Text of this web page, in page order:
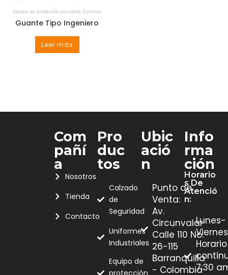
Equipo de protección personal, Guantes
Guante Tipo Ingeniero
Leer más
Com
Pañí
A
Nosotros
Tienda
Contacto
Pro
Duc
Tos
Calzado
de
Seguridad
Uniformes
Industriales
Equipo de
protección
Ubic
Ació
N
Punto de
Venta:
Av.
Circunvalar
Calle 110 No.
26-115
Barranquilla
- Colombia
Info
Rma
Ción
Horario
S De
Atenció
N:
Lunes-
Viernes
Horario
7:30